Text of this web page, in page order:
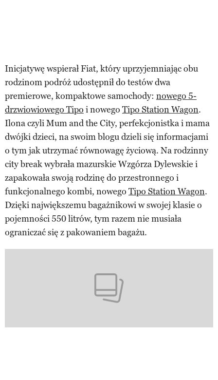
Inicjatywę wspierał Fiat, który uprzyjemniając obu
rodzinom podróż udostępnił do testów dwa
premierowe, kompaktowe samochody: nowego 5-
drzwiowiowego Tipo i nowego Tipo Station Wagon.
Ilona czyli Mum and the City, perfekcjonistka i mama
dwójki dzieci, na swoim blogu dzieli się informacjami
o tym jak utrzymać równowagę życiową. Na rodzinny
city break wybrała mazurskie Wzgórza Dylewskie i
zapakowała swoją rodzinę do przestronnego i
funkcjonalnego kombi, nowego Tipo Station Wagon.
Dzięki największemu bagażnikowi w swojej klasie o
pojemności 550 litrów, tym razem nie musiała
ograniczać się z pakowaniem bagażu.